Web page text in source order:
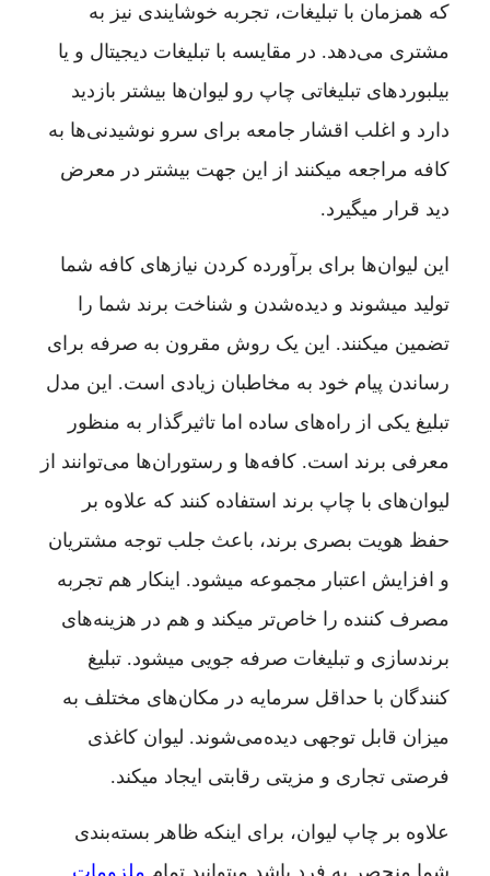
که همزمان با تبلیغات، تجربه خوشایندی نیز به
مشتری می‌دهد. در مقایسه با تبلیغات دیجیتال و یا
بیلبوردهای تبلیغاتی چاپ رو لیوان‌ها بیشتر بازدید
دارد و اغلب اقشار جامعه برای سرو نوشیدنی‌ها به
کافه مراجعه میکنند از این جهت بیشتر در معرض
دید قرار میگیرد.
این لیوان‌ها برای برآورده کردن نیازهای کافه شما
تولید میشوند و دیده‌شدن و شناخت برند شما را
تضمین میکنند. این یک روش مقرون به صرفه برای
رساندن پیام خود به مخاطبان زیادی است. این مدل
تبلیغ یکی از راه‌های ساده اما تاثیرگذار به منظور
معرفی برند است. کافه‌ها و رستوران‌ها می‌توانند از
لیوان‌های با چاپ برند استفاده کنند که علاوه بر
حفظ هویت بصری برند، باعث جلب توجه مشتریان
و افزایش اعتبار مجموعه میشود. اینکار هم تجربه
مصرف کننده را خاص‌تر میکند و هم در هزینه‌های
برندسازی و تبلیغات صرفه جویی میشود. تبلیغ
کنندگان با حداقل سرمایه در مکان‌های مختلف به
میزان قابل توجهی دیده‌می‌شوند. لیوان کاغذی
فرصتی تجاری و مزیتی رقابتی ایجاد میکند.
علاوه بر چاپ لیوان، برای اینکه ظاهر بسته‌بندی
شما منحصر به فرد باشد میتوانید تمام ملزومات